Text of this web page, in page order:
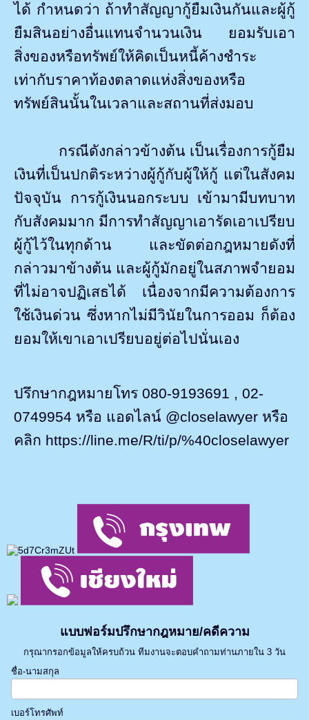
ได้ กำหนดว่า ถ้าทำสัญญากู้ยืมเงินกันและผู้กู้
ยืมสินอย่างอื่นแทนจำนวนเงิน ยอมรับเอา
สิ่งของหรือทรัพย์ให้คิดเป็นหนี้ค้างชำระ
เท่ากับราคาท้องตลาดแห่งสิ่งของหรือ
ทรัพย์สินนั้นในเวลาและสถานที่ส่งมอบ
กรณีดังกล่าวข้างต้น เป็นเรื่องการกู้ยืม
เงินที่เป็นปกติระหว่างผู้กู้กับผู้ให้กู้ แต่ในสังคม
ปัจจุบัน การกู้เงินนอกระบบ เข้ามามีบทบาท
กับสังคมมาก มีการทำสัญญาเอารัดเอาเปรียบ
ผู้กู้ไว้ในทุกด้าน และขัดต่อกฎหมายดังที่
กล่าวมาข้างต้น และผู้กู้มักอยู่ในสภาพจำยอม
ที่ไม่อาจปฏิเสธได้ เนื่องจากมีความต้องการ
ใช้เงินด่วน ซึ่งหากไม่มีวินัยในการออม ก็ต้อง
ยอมให้เขาเอาเปรียบอยู่ต่อไปนั่นเอง
ปรึกษากฎหมายโทร 080-9193691 , 02-
0749954 หรือ แอดไลน์ @closelawyer หรือ
คลิก https://line.me/R/ti/p/%40closelawyer
แบบฟอร์มปรึกษากฎหมาย/คดีความ
กรุณากรอกข้อมูลให้ครบถ้วน ทีมงานจะตอบคำถามท่านภายใน 3 วัน
ชื่อ-นามสกุล
เบอร์โทรศัพท์